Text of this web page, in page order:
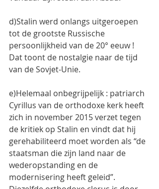
d)Stalin werd onlangs uitgeroepen
tot de grootste Russische
persoonlijkheid van de 20° eeuw !
Dat toont de nostalgie naar de tijd
van de Sovjet-Unie.
e)Helemaal onbegrijpelijk : patriarch
Cyrillus van de orthodoxe kerk heeft
zich in november 2015 verzet tegen
de kritiek op Stalin en vindt dat hij
gerehabiliteerd moet worden als “de
staatsman die zijn land naar de
wederopstanding en de
modernisering heeft geleid”.